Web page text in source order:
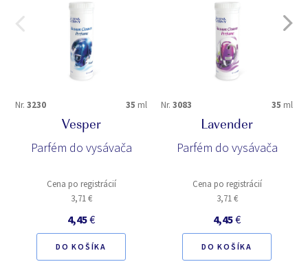
Nr. 3230 35 ml
Vesper
Parfém do vysávača
Cena po registrácií
3,71 €
4,45€
DO KOŠÍKA
Nr. 3083 35 ml
Lavender
Parfém do vysávača
Cena po registrácií
3,71 €
4,45€
DO KOŠÍKA